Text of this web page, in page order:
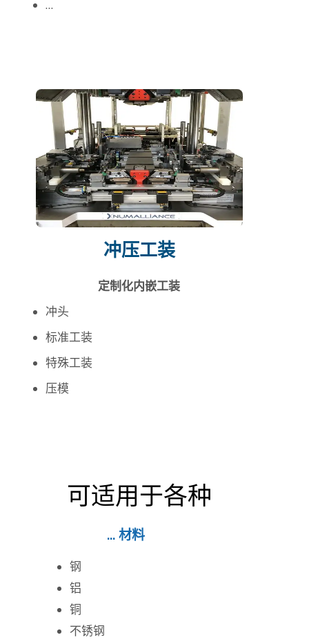
…
冲压工装
定制化内嵌工装
冲头
标准工装
特殊工装
压模
可适用于各种
... 材料
钢
铝
铜
不锈钢